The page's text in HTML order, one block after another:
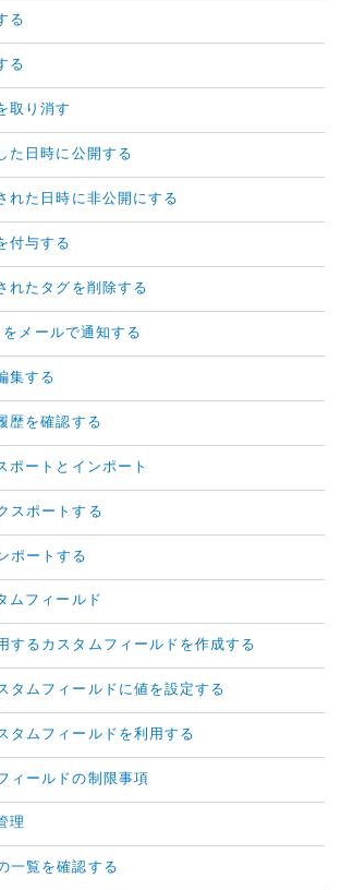
る
る
取り消す
た日時に公開する
れた日時に非公開にする
付与する
れたタグを削除する
メールで通知する
集する
歴を確認する
ポートとインポート
スポートする
ポートする
ムフィールド
するカスタムフィールドを作成する
タムフィールドに値を設定する
タムフィールドを利用する
ィールドの制限事項
理
一覧を確認する